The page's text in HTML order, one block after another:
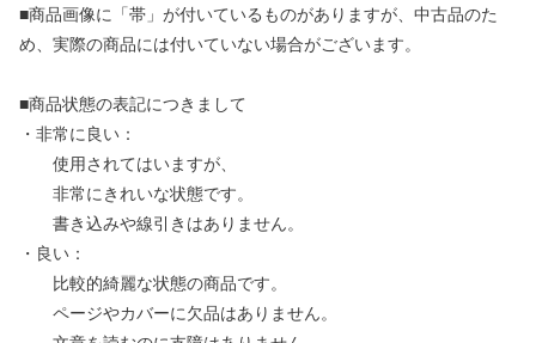
■商品画像に「帯」が付いているものがありますが、中古品のた
め、実際の商品には付いていない場合がございます。
■商品状態の表記につきまして
・非常に良い：
使用されてはいますが、
非常にきれいな状態です。
書き込みや線引きはありません。
・良い：
比較的綺麗な状態の商品です。
ページやカバーに欠品はありません。